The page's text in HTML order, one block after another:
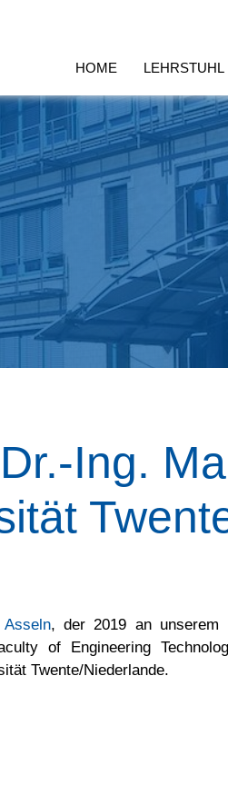
HOME LEHRSTUHL
Ing.
, der 2019 an unserem
of Engineering
Twente/Niederlande.